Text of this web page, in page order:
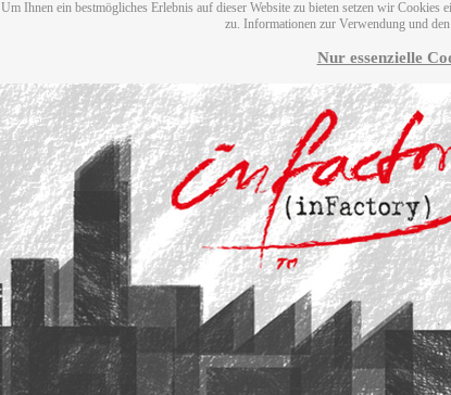
Um Ihnen ein bestmögliches Erlebnis auf dieser Website zu bieten setzen wir
zu. Informationen zur Verwendung und
Nur essenzielle